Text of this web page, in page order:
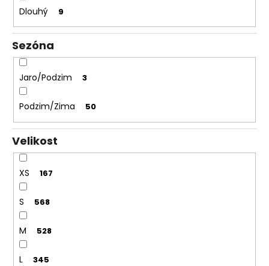
Dlouhý 9
Sezóna
Jaro/Podzim 3
Podzim/Zima 50
Velikost
XS 167
S 568
M 528
L 345